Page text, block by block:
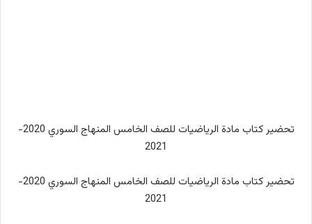
تحضير كتاب مادة الرياضيات للصف الخامس المنهاج السوري 2020-
2021
تحضير كتاب مادة الرياضيات للصف الخامس المنهاج السوري 2020-
2021